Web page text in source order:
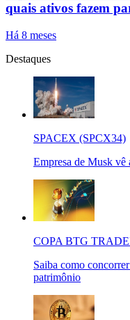
quais ativos fazem
Há 8 meses
Destaques
SPACEX (SPCX34)
Empresa de Musk vê
COPA BTG
Saiba como
patrimônio